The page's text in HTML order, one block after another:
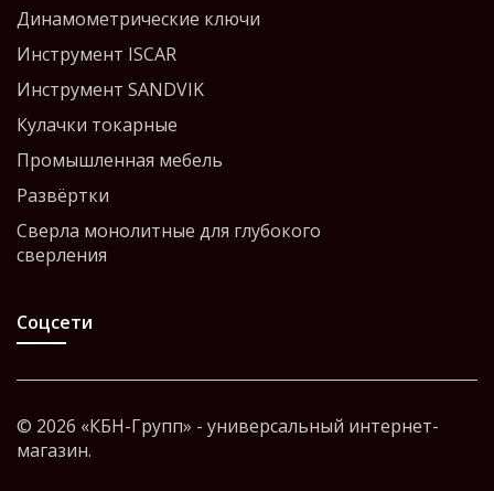
Динамометрические ключи
Инструмент ISCAR
Инструмент SANDVIK
Кулачки токарные
Промышленная мебель
Развёртки
Сверла монолитные для глубокого
сверления
Соцсети
© 2026 «КБН-Групп» - универсальный интернет-
магазин.